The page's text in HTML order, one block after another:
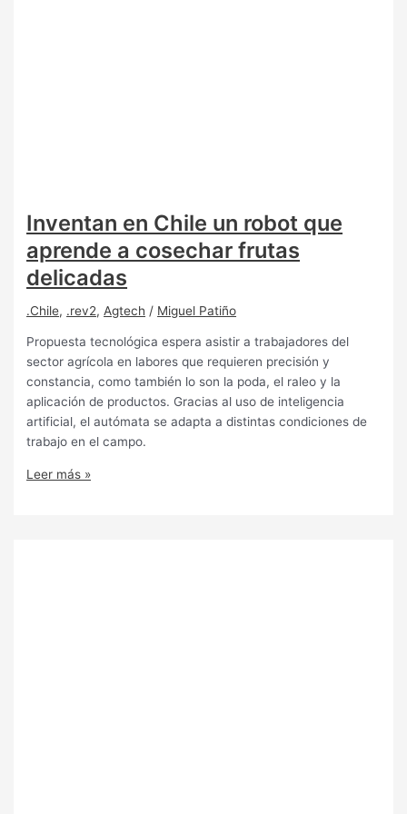
Inventan en Chile un robot que
aprende a cosechar frutas
delicadas
.Chile, .rev2, Agtech / Miguel Patiño
Propuesta tecnológica espera asistir a trabajadores del
sector agrícola en labores que requieren precisión y
constancia, como también lo son la poda, el raleo y la
aplicación de productos. Gracias al uso de inteligencia
artificial, el autómata se adapta a distintas condiciones de
trabajo en el campo.
Leer más »